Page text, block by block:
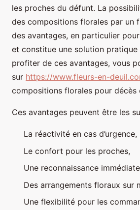
les proches du défunt. La
des compositions florales par un
des avantages, en particulier
et constitue une solution pratique
profiter de ces avantages, vous
sur https://www.fleurs-en-
compositions florales pour décès
Ces avantages peuvent être les
La réactivité en cas d’urgence,
Le confort pour les proches,
Une reconnaissance
Des arrangements floraux sur
Une flexibilité pour les